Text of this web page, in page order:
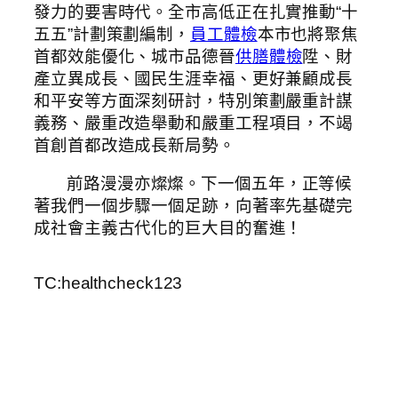
發力的要害時代。全市高低正在扎實推動“十
五五”計劃策劃編制， 員工體檢本市也將聚焦
首都效能優化、城市品德晉供膳體檢陞、財
產立異成長、國民生涯幸福、更好兼顧成長
和平安等方面深刻研討，特別策劃嚴重計謀
義務、嚴重改造舉動和嚴重工程項目，不竭
首創首都改造成長新局勢。
前路漫漫亦燦燦。下一個五年，正等候
著我們一個步驟一個足跡，向著率先基礎完
成社會主義古代化的巨大目的奮進！
TC:healthcheck123